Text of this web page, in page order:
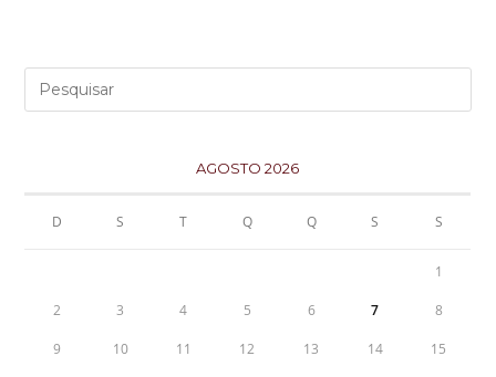
AGOSTO 2026
D S T Q Q S S
1
2 3 4 5 6 7 8
9 10 11 12 13 14 15